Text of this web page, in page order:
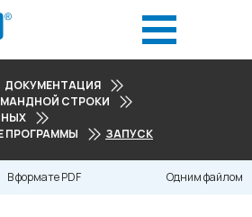
ДОКУМЕНТАЦИЯ
СТРОКИ
ПРОГРАММЫ
ЗАПУСК
В формате PDF Одним файлом